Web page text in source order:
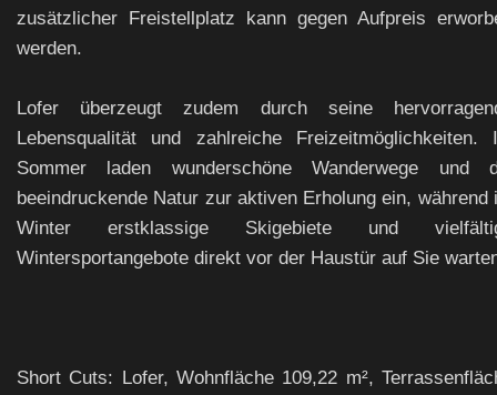
zusätzlicher Freistellplatz kann gegen Aufpreis
werden.
Lofer überzeugt zudem durch seine
Lebensqualität und zahlreiche Freizeitmöglichkeiten.
Sommer laden wunderschöne Wanderwege und
beeindruckende Natur zur aktiven Erholung ein, während
Winter erstklassige Skigebiete und
Wintersportangebote direkt vor der Haustür auf Sie
Short Cuts: Lofer, Wohnfläche 109,22 m²,